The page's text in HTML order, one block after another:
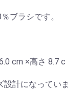
ブラシです。
cm ×高さ 8.7 c
計になっていま